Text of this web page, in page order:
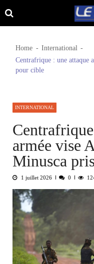
Skip
to
Skip
to
Home
International
Centrafrique : une attaque
pour cible
INTERNATIONAL
armée vise
Minusca
1 juillet 2026 0